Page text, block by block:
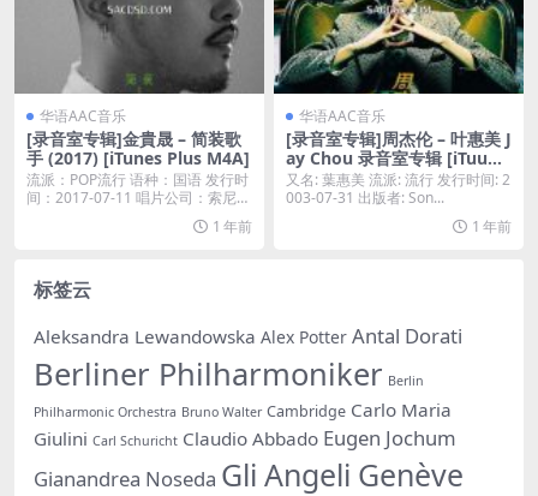
华语AAC音乐
[录音室专辑]金貴晟 – 简装歌
手 (2017) [iTunes Plus M4A]
流派：POP流行 语种：国语 发行时
间：2017-07-11 唱片公司：索尼音
1 年前
华语AAC音乐
[录音室专辑]周杰伦 – 叶惠美 J
ay Chou 录音室专辑 [iTuune
s Plus AAC]
又名: 葉惠美 流派: 流行 发行时间: 2
003-07-31 出版者: Son...
1 年前
标签云
Aleksandra Lewandowska Alex Potter Antal Dorati
Berliner Philharmoniker Berlin
Philharmonic Orchestra Bruno Walter Cambridge Carlo Maria
Giulini Carl Schuricht Claudio Abbado Eugen Jochum
Gianandrea Noseda Gli Angeli Genève